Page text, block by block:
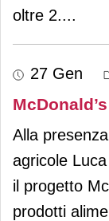
oltre 2....
27 Gen
Alla
agricole
il progetto
prodotti